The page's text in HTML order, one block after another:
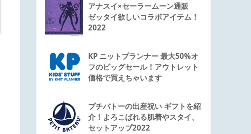
アナスイ×セーラームーン通販
ゼッタイ欲しいコラボアイテム！
2022
KP ニットプランナー 最大50%オ
フのビッグセール！アウトレット
価格で買えちゃいます
プチバトーの出産祝い ギフトを紹
介！よろこばれる肌着やスタイ、
セットアップ2022